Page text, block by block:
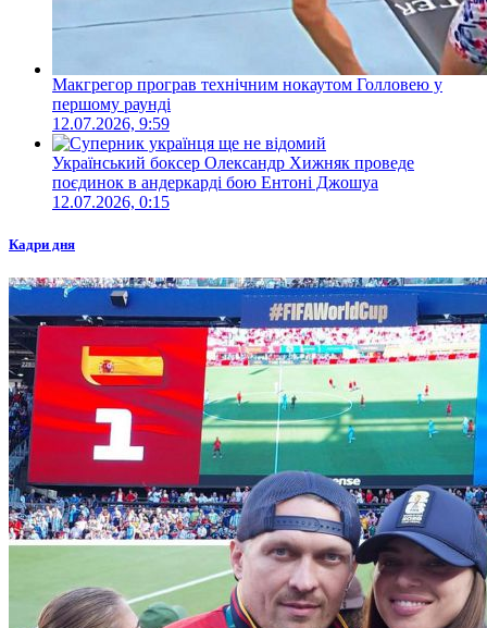
Макгрегор програв технічним нокаутом Голловею у
першому раунді
12.07.2026, 9:59
Український боксер Олександр Хижняк проведе
поєдинок в андеркарді бою Ентоні Джошуа
12.07.2026, 0:15
Кадри дня